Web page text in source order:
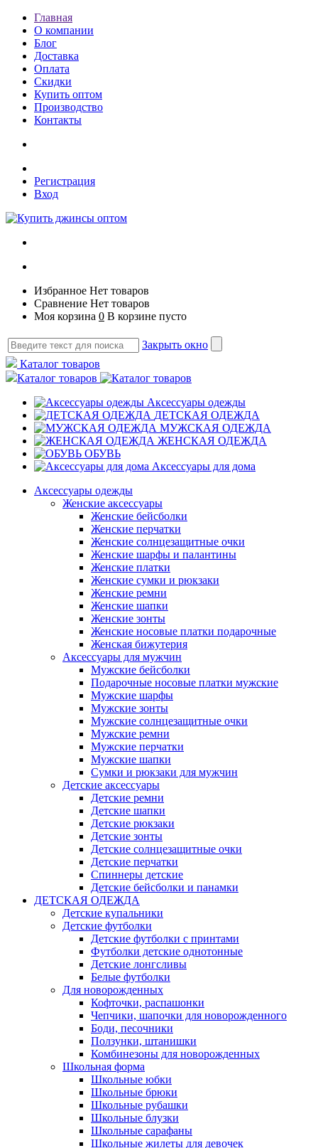
Главная
О компании
Блог
Доставка
Оплата
Скидки
Купить оптом
Производство
Контакты
Регистрация
Вход
Избранное Нет товаров
Сравнение Нет товаров
Моя корзина 0 В корзине пусто
Закрыть окно
Каталог товаров
Каталог товаров
Аксессуары одежды
ДЕТСКАЯ ОДЕЖДА
МУЖСКАЯ ОДЕЖДА
ЖЕНСКАЯ ОДЕЖДА
ОБУВЬ
Аксессуары для дома
Аксессуары одежды
Женские аксессуары
Женские бейсболки
Женские перчатки
Женские солнцезащитные очки
Женские шарфы и палантины
Женские платки
Женские сумки и рюкзаки
Женские ремни
Женские шапки
Женские зонты
Женские носовые платки подарочные
Женская бижутерия
Аксессуары для мужчин
Мужские бейсболки
Подарочные носовые платки мужские
Мужские шарфы
Мужские зонты
Мужские солнцезащитные очки
Мужские ремни
Мужские перчатки
Мужские шапки
Сумки и рюкзаки для мужчин
Детские аксессуары
Детские ремни
Детские шапки
Детские рюкзаки
Детские зонты
Детские солнцезащитные очки
Детские перчатки
Спиннеры детские
Детские бейсболки и панамки
ДЕТСКАЯ ОДЕЖДА
Детские купальники
Детские футболки
Детские футболки с принтами
Футболки детские однотонные
Детские лонгсливы
Белые футболки
Для новорожденных
Кофточки, распашонки
Чепчики, шапочки для новорожденного
Боди, песочники
Ползунки, штанишки
Комбинезоны для новорожденных
Школьная форма
Школьные юбки
Школьные брюки
Школьные рубашки
Школьные блузки
Школьные сарафаны
Школьные жилеты для девочек